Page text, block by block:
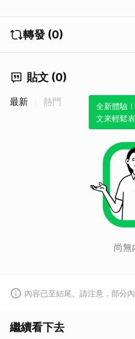
轉發 (0)
貼文 (0)
全新體驗
文來輕鬆
最新 熱門
尚無
內容已至結尾。請注意，部分內
繼續看下去